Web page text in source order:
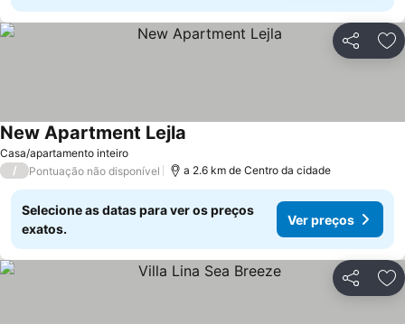
Partilhar
Casa/apartamento inteiro
New Apartment Lejla
/ Pontuação não disponível a 2.6 km de Centro da cidade
Selecione as datas para ver os preços
exatos.
Ver preços
Partilhar